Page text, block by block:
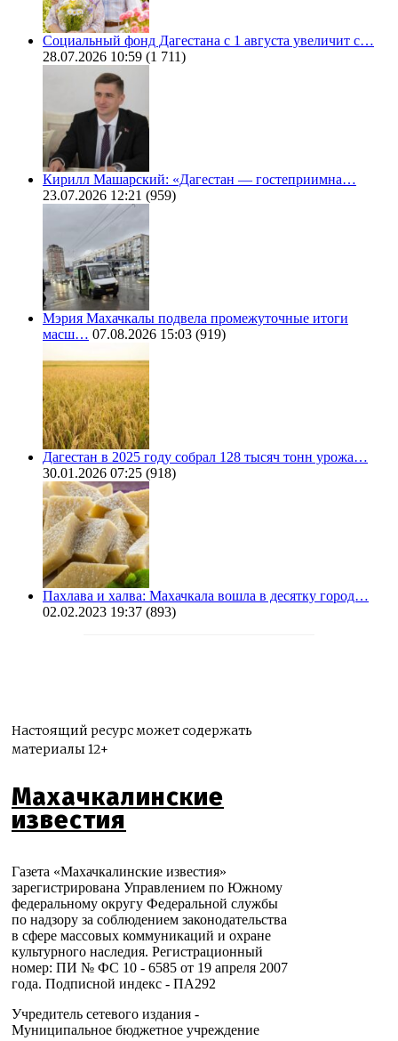
Социальный фонд Дагестана с 1 августа увеличит с…
28.07.2026 10:59 (1 711)
Кирилл Машарский: «Дагестан — гостеприимна…
23.07.2026 12:21 (959)
Мэрия Махачкалы подвела промежуточные итоги
масш… 07.08.2026 15:03 (919)
Дагестан в 2025 году собрал 128 тысяч тонн урожа…
30.01.2026 07:25 (918)
Пахлава и халва: Махачкала вошла в десятку город…
02.02.2023 19:37 (893)
Настоящий ресурс может содержать
материалы 12+
Махачкалинские
известия
Газета «Махачкалинские известия»
зарегистрирована Управлением по Южному
федеральному округу Федеральной службы
по надзору за соблюдением законодательства
в сфере массовых коммуникаций и охране
культурного наследия. Регистрационный
номер: ПИ № ФС 10 - 6585 от 19 апреля 2007
года. Подписной индекс - ПА292
Учредитель сетевого издания -
Муниципальное бюджетное учреждение